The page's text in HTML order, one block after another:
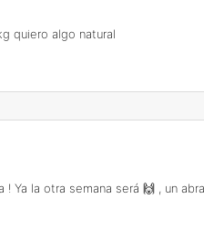
quiero algo natural
Ya la otra semana será 🙌 , un